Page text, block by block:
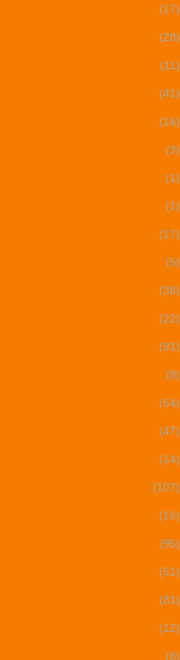
(17)
(28)
(11)
(41)
(16)
(3)
(1)
(1)
(17)
(5)
(38)
(22)
(91)
(8)
(64)
(47)
(14)
(107)
(16)
(95)
(51)
(81)
(12)
(8)